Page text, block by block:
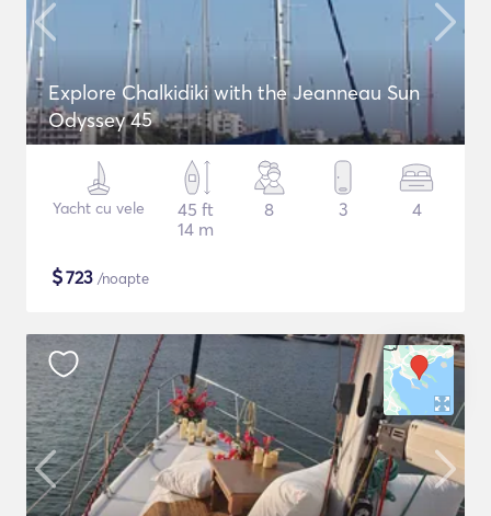
Explore Chalkidiki with the Jeanneau Sun
Odyssey 45
Yacht cu vele
45 ft
14 m
8 3 4
$723 /noapte